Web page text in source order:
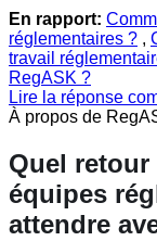
En rapport:
réglementaires ? ,
travail
RegASK ?
Lire la réponse
À propos de
Quel
équipes
attendre